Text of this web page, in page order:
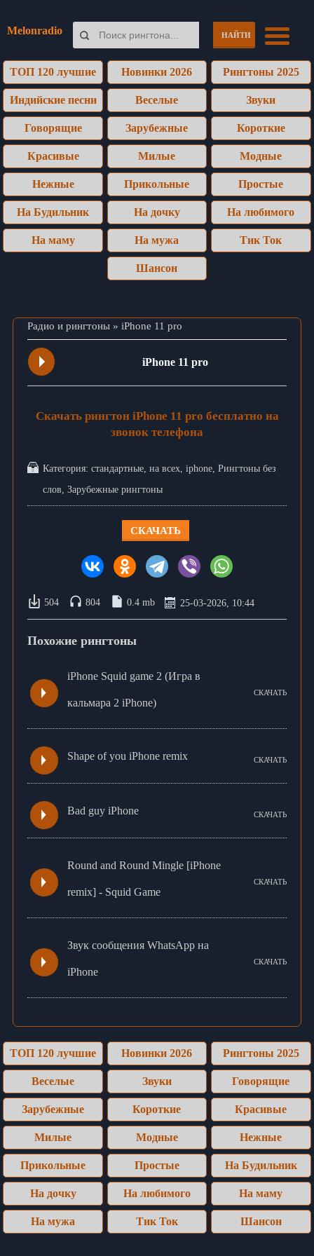
Melonradio НАЙТИ
ТОП 120 лучшие Новинки 2026 Рингтоны 2025
Индийские песни Веселые Звуки
Говорящие Зарубежные Короткие
Красивые Милые Модные
Нежные Прикольные Простые
На Будильник На дочку На любимого
На маму На мужа Тик Ток
Шансон
Радио и рингтоны » iPhone 11 pro
iPhone 11 pro
Скачать рингтон iPhone 11 pro бесплатно на
звонок телефона
Категория: стандартные на всех iphone Рингтоны без
слов Зарубежные рингтоны
СКАЧАТЬ
504 804 0.4 mb 25-03-2026, 10:44
Похожие рингтоны
iPhone Squid game 2 (Игра в
кальмара 2 iPhone)
СКАЧАТЬ
Shape of you iPhone remix СКАЧАТЬ
Bad guy iPhone СКАЧАТЬ
Round and Round Mingle [iPhone
remix] - Squid Game
СКАЧАТЬ
Звук сообщения WhatsApp на
iPhone
СКАЧАТЬ
ТОП 120 лучшие Новинки 2026 Рингтоны 2025
Веселые Звуки Говорящие
Зарубежные Короткие Красивые
Милые Модные Нежные
Прикольные Простые На Будильник
На дочку На любимого На маму
На мужа Тик Ток Шансон